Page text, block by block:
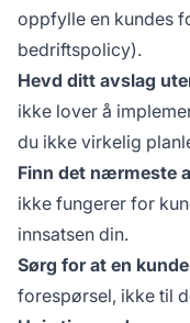
oppfylle en kundes
bedriftspolicy).
Hevd ditt avslag
ikke lover å
du ikke virkelig
Finn det nærmeste
ikke fungerer for
innsatsen din.
Sørg for at en
forespørsel, ikke til